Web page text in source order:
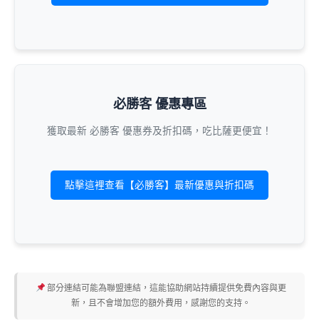
必勝客 優惠專區
獲取最新 必勝客 優惠券及折扣碼，吃比薩更便宜！
點擊這裡查看【必勝客】最新優惠與折扣碼
部分連結可能為聯盟連結，這能協助網站持續提供免費內容與更
新，且不會增加您的額外費用，感謝您的支持。